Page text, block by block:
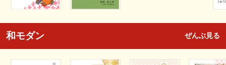
和モダン ぜんぶ見る